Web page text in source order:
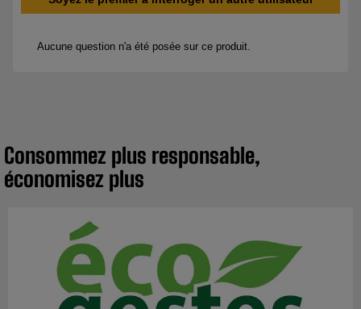
Consommez plus responsable,
économisez plus